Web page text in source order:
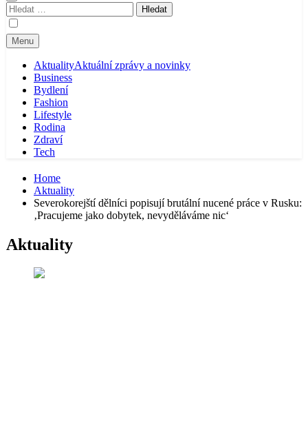
Vyhledávání
Menu
AktualityAktuální zprávy a novinky
Business
Bydlení
Fashion
Lifestyle
Rodina
Zdraví
Tech
Home
Aktuality
Severokorejští dělníci popisují brutální nucené práce v Rusku:
‚Pracujeme jako dobytek, nevyděláváme nic‘
Aktuality